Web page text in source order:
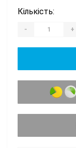
Кількість:
- +